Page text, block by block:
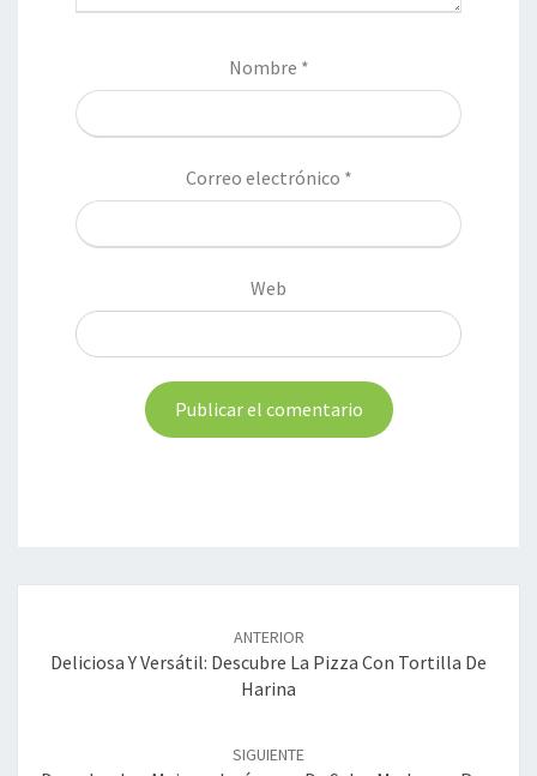
Nombre *
Correo electrónico *
Web
entradas
ANTERIOR
Deliciosa Y Versátil: Descubre La Pizza Con Tortilla De
Harina
SIGUIENTE